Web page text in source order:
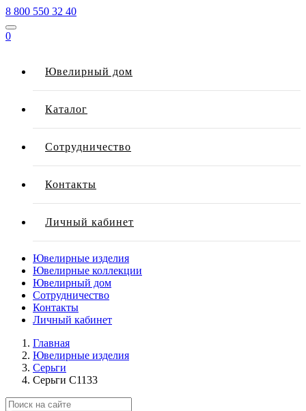
8 800 550 32 40
0
Ювелирный дом
Каталог
Сотрудничество
Контакты
Личный кабинет
Ювелирные изделия
Ювелирные коллекции
Ювелирный дом
Сотрудничество
Контакты
Личный кабинет
Главная
Ювелирные изделия
Серьги
Серьги С1133